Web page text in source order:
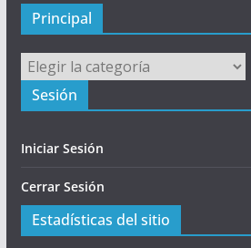
Principal
Principal
Sesión
Iniciar Sesión
Cerrar Sesión
Estadísticas del sitio